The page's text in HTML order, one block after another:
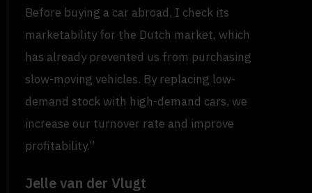
Before buying a car abroad, I check its
marketability for the Dutch market, which
has already prevented us from purchasing
slow-moving vehicles. By replacing low-
demand stock with high-demand cars, we
increase our turnover rate and improve
profitability.”
Jelle van der Vlugt